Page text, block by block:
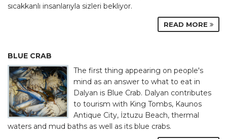
sıcakkanlı insanlarıyla sizleri bekliyor.
READ MORE
BLUE CRAB
The first thing appearing on people's
mind as an answer to what to eat in
Dalyan is Blue Crab. Dalyan contributes
to tourism with King Tombs, Kaunos
Antique City, İztuzu Beach, thermal
waters and mud baths as well as its blue crabs.